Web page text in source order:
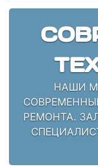
НАШИ
РЕМОНТА.